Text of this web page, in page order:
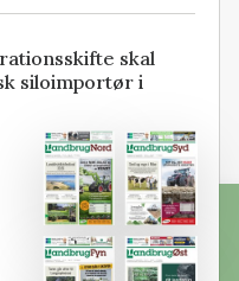
skal
siloimportør i